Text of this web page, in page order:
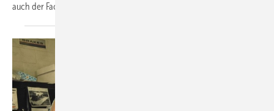
auch der Fachhandwerker.